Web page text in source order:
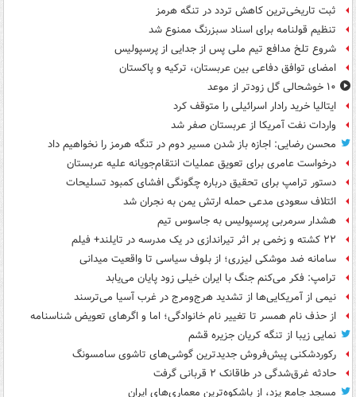
ثبت تاریخی‌ترین کاهش تردد در تنگه هرمز
تنظیم قولنامه برای اسناد سبزرنگ ممنوع شد
شروع تلخ مدافع تیم ملی پس از جدایی از پرسپولیس
امضای توافق دفاعی بین عربستان، ترکیه و پاکستان
۱۰ خوشحالی گل زودتر از موعد
ایتالیا خرید رادار اسرائیلی را متوقف کرد
واردات نفت آمریکا از عربستان صفر شد
محسن رضایی: اجازه باز شدن مسیر دوم در تنگه هرمز را نخواهیم داد
درخواست عامری برای تعویق عملیات انتقام‌جویانه علیه عربستان
دستور ترامپ برای تحقیق درباره چگونگی افشای کمبود تسلیحات
ائتلاف سعودی مدعی حمله ارتش یمن به نجران شد
هشدار سرمربی پرسپولیس به جاسوس تیم
۲۲ کشته و زخمی بر اثر تیراندازی در یک مدرسه در تایلند+ فیلم
سامانه ضد موشکی لیزری؛ از بلوف سیاسی تا واقعیت میدانی
ترامپ: فکر می‌کنم جنگ با ایران خیلی زود پایان می‌یابد
نیمی از آمریکایی‌ها از تشدید هرج‌ومرج در غرب آسیا می‌ترسند
از حذف نام همسر تا تغییر نام خانوادگی؛ اما و اگرهای تعویض شناسنامه
نمایی زیبا از تنگه کریان جزیره قشم
رکوردشکنی پیش‌فروش جدیدترین گوشی‌های تاشوی سامسونگ
حادثه غرق‌شدگی در طاقانک ۲ قربانی گرفت
مسجد جامع یزد، از باشکوه‌ترین معماری‌های ایران